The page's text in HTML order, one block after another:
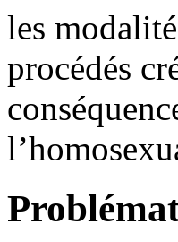
les
procédés